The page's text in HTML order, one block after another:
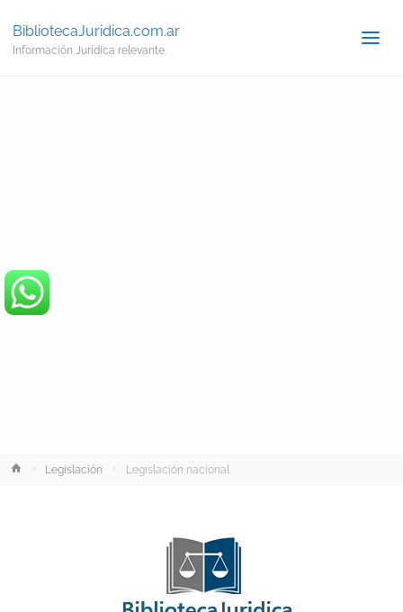
BibliotecaJuridica.com.ar
Información Jurídica relevante.
InicioLegislación Legislación nacional